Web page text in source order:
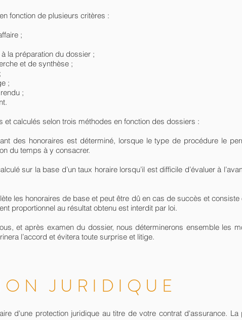
fonction de plusieurs critères :
;
la préparation du dossier ;
et de synthèse ;
;
;
et calculés selon trois méthodes en fonction des dossiers :
des honoraires est déterminé, lorsque le type de procédure le
du temps à y consacrer.
sur la base d’un taux horaire lorsqu’il est difficile d’évaluer à
les honoraires de base et peut être dû en cas de succès et
proportionnel au résultat obtenu est interdit par loi.
et après examen du dossier, nous déterminerons ensemble les
l’accord et évitera toute surprise et litige.
JURIDIQUE
d'une protection juridique au titre de votre contrat d'assurance.